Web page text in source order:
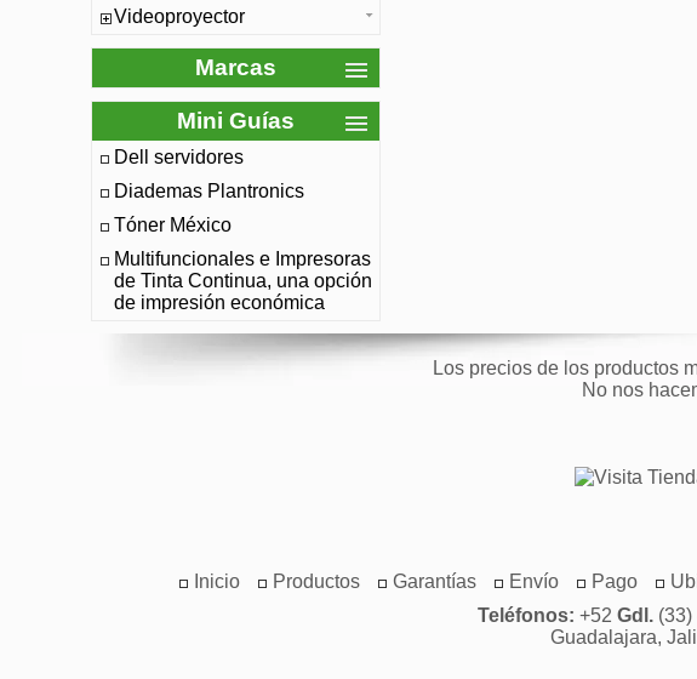
Videoproyector
Marcas
Mini Guías
Dell servidores
Diademas Plantronics
Tóner México
Multifuncionales e Impresoras
de Tinta Continua, una opción
de impresión económica
Los precios de los productos
No nos
Inicio Productos Garantías Envío Pago
Teléfonos: +52 Gdl.(33)
Guadalajara,